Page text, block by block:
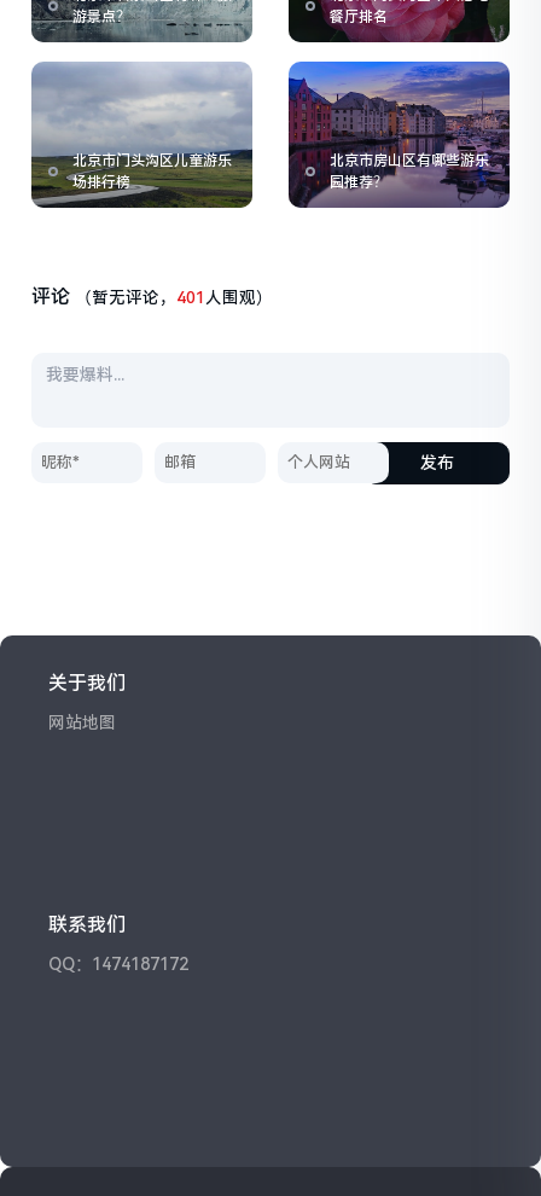
游景点？
餐厅排名
北京市门头沟区儿童游乐
场排行榜
北京市房山区有哪些游乐
园推荐？
评论 （暂无评论， 401人围观）
发布
关于我们
网站地图
联系我们
QQ：1474187172